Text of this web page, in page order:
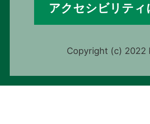
アクセシビリティ
Copyright (c) 2022